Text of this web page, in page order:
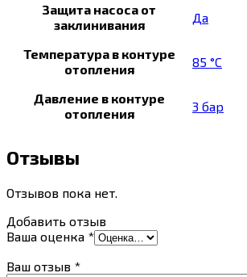
Защита насоса от
заклинивания
Да
Температура в контуре
отопления
85 °C
Давление в контуре
отопления
3 бар
Отзывы
Отзывов пока нет.
Добавить отзыв
Ваша оценка *
Ваш отзыв *